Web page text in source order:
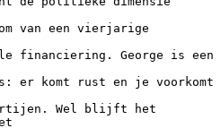
van een vierjarige
financiering. George is een
er komt rust en je voorkomt
Wel blijft het